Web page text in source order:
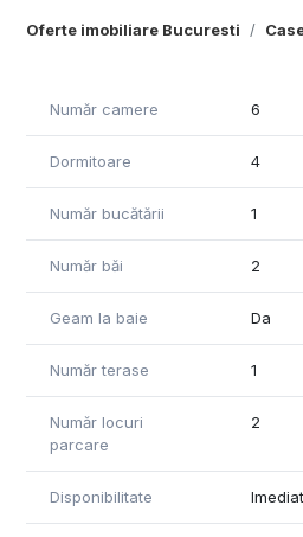
Oferte imobiliare Bucuresti
Imobil disponibil incepand cu 30
Număr camere 6
Dormitoare 4
Număr bucătării 1
Număr băi 2
Geam la baie Da
Număr terase 1
Număr locuri
parcare
2
Disponibilitate Imediat